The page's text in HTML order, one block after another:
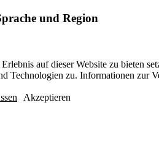
und Region
auf dieser Website zu bieten
Technologien zu. Informationen zur
Akzeptieren